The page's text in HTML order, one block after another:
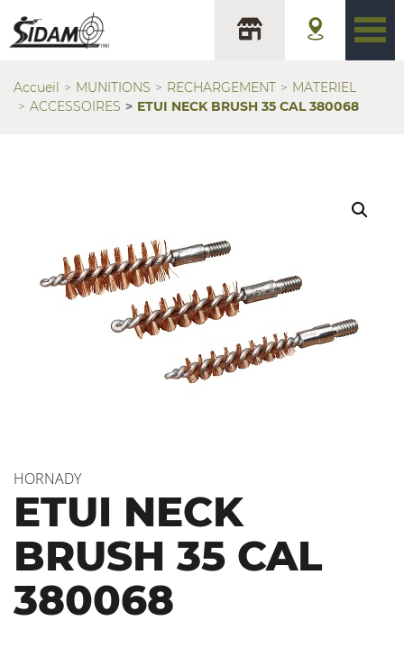
Accueil MUNITIONS RECHARGEMENT
MATERIEL
ACCESSOIRES
ETUI NECK BRUSH 35 CAL 380068
HORNADY
ETUI NECK
BRUSH 35 CAL
380068